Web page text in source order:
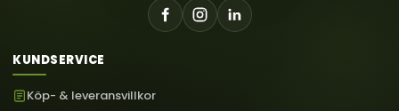
KUNDSERVICE
Köp- & leveransvillkor